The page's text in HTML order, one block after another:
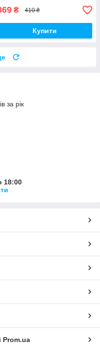
₴ 410 ₴
Купити
за рік
18:00
Prom.ua